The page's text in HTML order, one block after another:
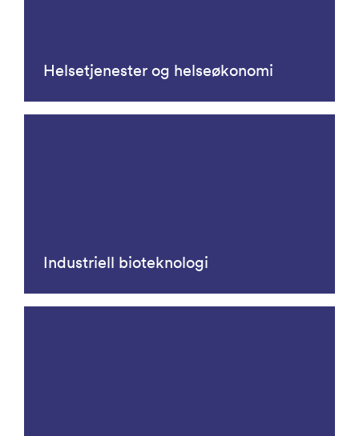
Helsetjenester og helseøkonomi
Industriell bioteknologi